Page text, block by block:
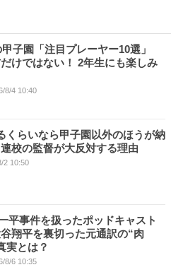
甲子園「注目プレーヤー10選」
けではない！ 2年生にも楽しみ
8/4 10:40
くらいなら甲子園以外のほうが納
校の監督が大反対する理由
2 10:50
平事件を扱ったポッドキャスト
翔平を裏切った元通訳の“肉
実とは？
8/6 10:35